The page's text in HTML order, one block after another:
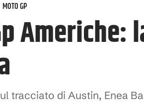
MOTO GP
tracciato di Austin, Enea